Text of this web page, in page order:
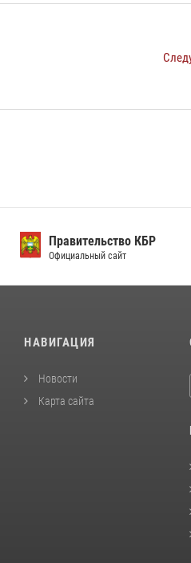
Правительство КБР
Официальный сайт
НАВИГАЦИЯ
Новости
Карта сайта